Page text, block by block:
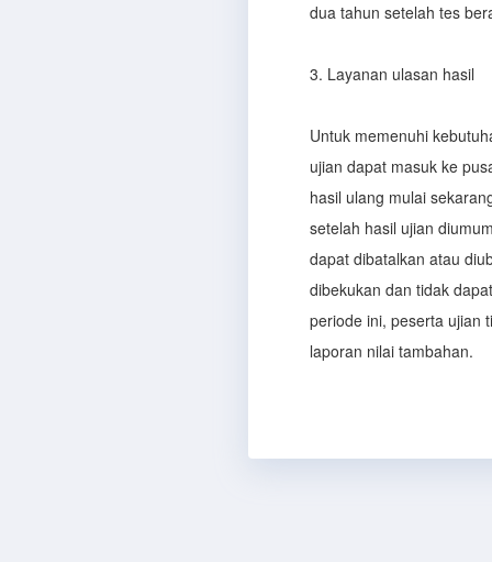
dua tahun setelah tes
3. Layanan ulasan hasil
Untuk memenuhi
ujian dapat masuk ke
hasil ulang mulai
setelah hasil ujian
dapat dibatalkan atau
dibekukan dan tidak
periode ini, peserta ujian
laporan nilai tambahan.